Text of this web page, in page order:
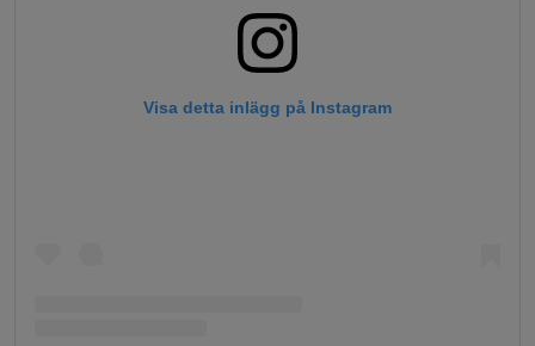
Visa detta inlägg på Instagram